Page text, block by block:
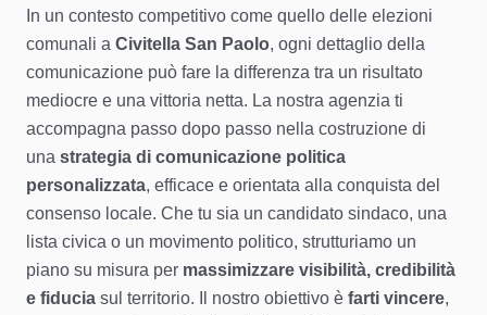
In un contesto competitivo come quello delle elezioni
comunali a Civitella San Paolo, ogni dettaglio della
comunicazione può fare la differenza tra un risultato
mediocre e una vittoria netta. La nostra agenzia ti
accompagna passo dopo passo nella costruzione di
una strategia di comunicazione politica
personalizzata, efficace e orientata alla conquista del
consenso locale. Che tu sia un candidato sindaco, una
lista civica o un movimento politico, strutturiamo un
piano su misura per massimizzare visibilità, credibilità
e fiducia sul territorio. Il nostro obiettivo è farti vincere,